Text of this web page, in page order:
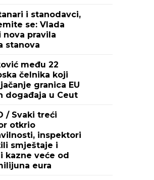
i stanodavci,
se: Vlada
nova pravila
stanova
među 22
čelnika koji
granica EU
događaja u Ceut
/ Svaki treći
otkrio
inspektori
smještaje i
kazne veće od
eura